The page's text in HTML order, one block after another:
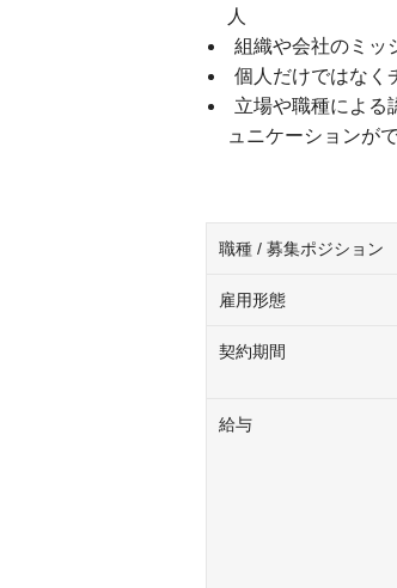
人
組織や会社のミッ
個人だけではなく
立場や職種による
ュニケーションが
職種 / 募集ポジション
雇用形態
契約期間
給与